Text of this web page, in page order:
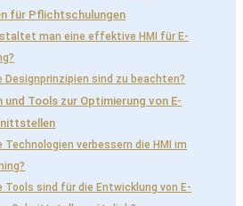
für Pflichtschulungen
man eine effektive HMI für E-
Designprinzipien sind zu beachten?
und Tools zur Optimierung von E-
Technologien verbessern die HMI im
Tools sind für die Entwicklung von E-